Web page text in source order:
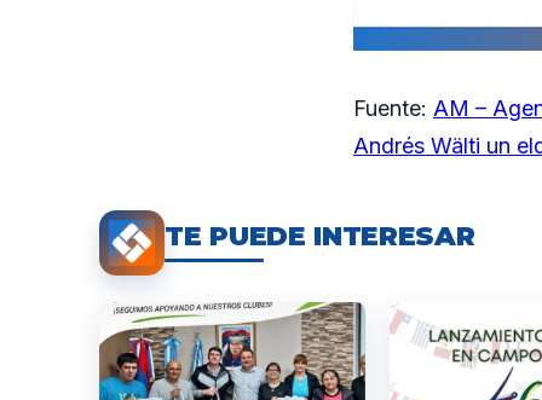
Fuente: AM –
Andrés Wälti un
TE PUEDE INTERESAR